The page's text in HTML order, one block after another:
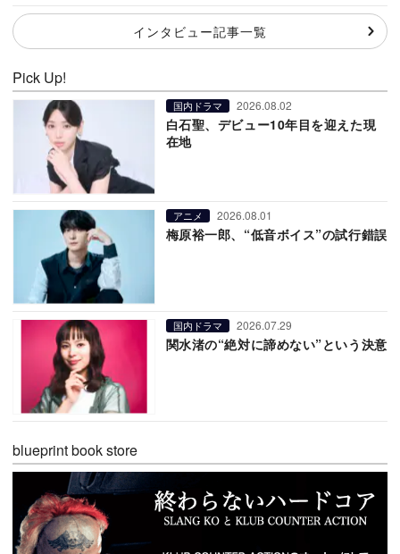
インタビュー記事一覧
Pick Up!
国内ドラマ 2026.08.02
白石聖、デビュー10年目を迎えた現
在地
アニメ 2026.08.01
梅原裕一郎、“低音ボイス”の試行錯誤
国内ドラマ 2026.07.29
関水渚の“絶対に諦めない”という決意
blueprint book store